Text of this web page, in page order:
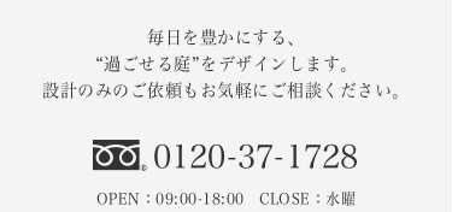
毎日を豊かにする、
“過ごせる庭”をデザインします。
設計のみのご依頼もお気軽にご相談ください。
0120-37-1728
OPEN：09:00-18:00 CLOSE：水曜